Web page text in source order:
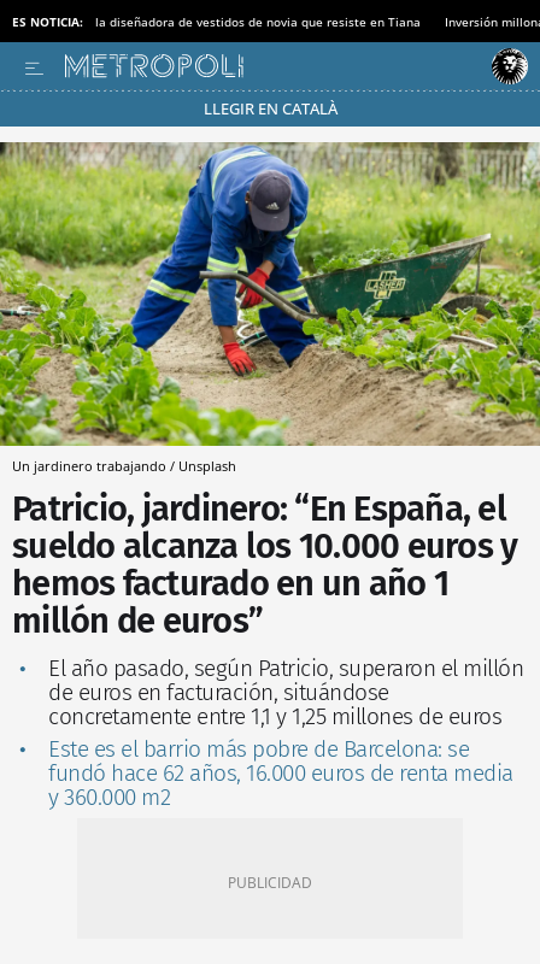
ES NOTICIA: la diseñadora de vestidos de novia que resiste en Tiana Inversión
LLEGIR EN CATALÀ
Pásate al MODO AHORRO
Un jardinero trabajando / Unsplash
Patricio, jardinero: “En España, el
sueldo alcanza los 10.000 euros y
hemos facturado en un año 1
millón de euros”
El año pasado, según Patricio, superaron el millón
de euros en facturación, situándose
concretamente entre 1,1 y 1,25 millones de euros
Este es el barrio más pobre de Barcelona: se
fundó hace 62 años, 16.000 euros de renta media
y 360.000 m2